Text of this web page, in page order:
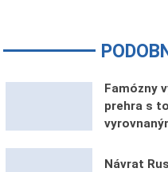
Famózny
prehra s
Návrat